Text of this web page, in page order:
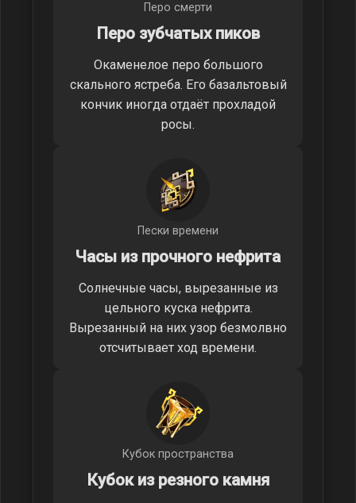
Перо смерти
Перо зубчатых пиков
Окаменелое перо большого
скального ястреба. Его базальтовый
кончик иногда отдаёт прохладой
росы.
Пески времени
Часы из прочного нефрита
Солнечные часы, вырезанные из
цельного куска нефрита.
Вырезанный на них узор безмолвно
отсчитывает ход времени.
Кубок пространства
Кубок из резного камня